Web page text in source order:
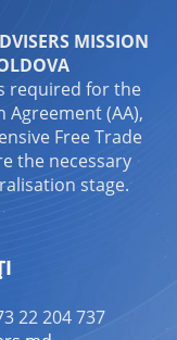
MISSION
required for the
(AA),
Free Trade
the necessary
stage.
22 204 737